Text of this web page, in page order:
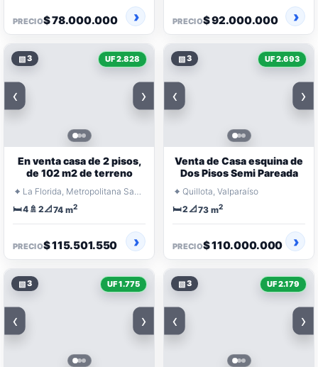
PRECIO$ 78.000.000 PRECIO$ 92.000.000
▧3 UF 2.828
‹ ›
En venta casa de 2 pisos,
de 102 m2 de terreno
⌖
La Florida, Metropolitana Santiago
🛏️4 🚿 2📐74 m2
PRECIO$ 115.501.550
▧3 UF 2.693
‹ ›
Venta de Casa esquina de
Dos Pisos Semi Pareada
⌖ Quillota, Valparaíso
🛏️2📐73 m2
PRECIO$ 110.000.000
▧3 UF 1.775
‹ ›
▧3 UF 2.179
‹ ›